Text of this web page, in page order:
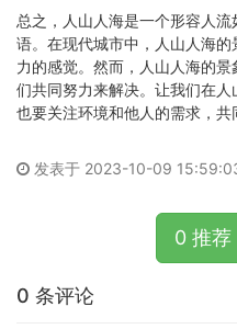
总之，人山人海是一个形容人
语。在现代城市中，人山人海
力的感觉。然而，人山人海的
们共同努力来解决。让我们在人
也要关注环境和他人的需求，共
发表于 2023-10-09
0 推荐
0 条评论